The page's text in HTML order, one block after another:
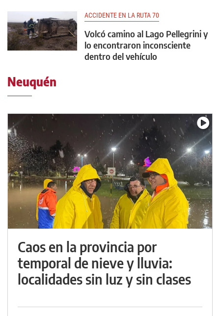
ACCIDENTE EN LA RUTA 70
Volcó camino al Lago Pellegrini y
lo encontraron inconsciente
dentro del vehículo
Neuquén
Caos en la provincia por
temporal de nieve y lluvia:
localidades sin luz y sin clases